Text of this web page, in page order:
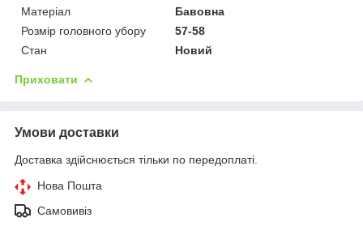
Матеріал
Бавовна
Розмір головного убору
57-58
Стан
Новий
Приховати
Умови доставки
Доставка здійснюється тільки по передоплаті.
Нова Пошта
Самовивіз